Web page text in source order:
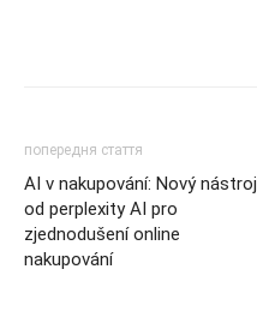
попередня стаття
AI v nakupování: Nový nástroj
od perplexity AI pro
zjednodušení online
nakupování